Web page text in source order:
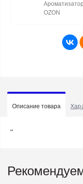
OZON
Описание товара
''